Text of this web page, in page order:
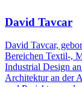
David Tavcar
David Tavcar,
Bereichen Textil-,
Industrial Design
Architektur an der